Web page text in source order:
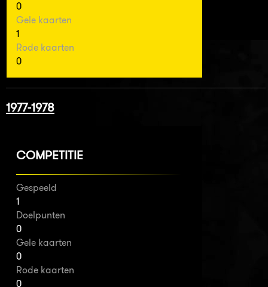
0
Gele kaarten
1
Rode kaarten
0
1977-1978
COMPETITIE
Gespeeld
1
Doelpunten
0
Gele kaarten
0
Rode kaarten
0